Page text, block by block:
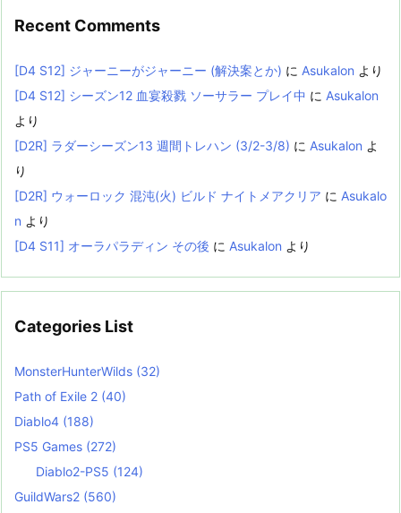
Recent Comments
[D4 S12] ジャーニーがジャーニー (解決案とか) に Asukalon より
[D4 S12] シーズン12 血宴殺戮 ソーサラー プレイ中 に Asukalon
より
[D2R] ラダーシーズン13 週間トレハン (3/2-3/8) に Asukalon よ
り
[D2R] ウォーロック 混沌(火) ビルド ナイトメアクリア に Asukalo
n より
[D4 S11] オーラパラディン その後 に Asukalon より
Categories List
MonsterHunterWilds (32)
Path of Exile 2 (40)
Diablo4 (188)
PS5 Games (272)
Diablo2-PS5 (124)
GuildWars2 (560)